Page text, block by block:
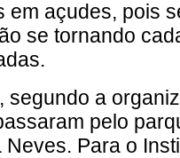
em açudes, pois
se tornando
segundo a
pelo
Neves. Para o